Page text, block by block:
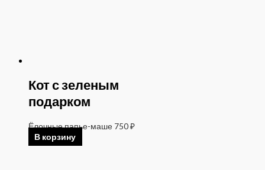
Кот с зеленым
подарком
Ёлочные папье-маше 750₽
В корзину